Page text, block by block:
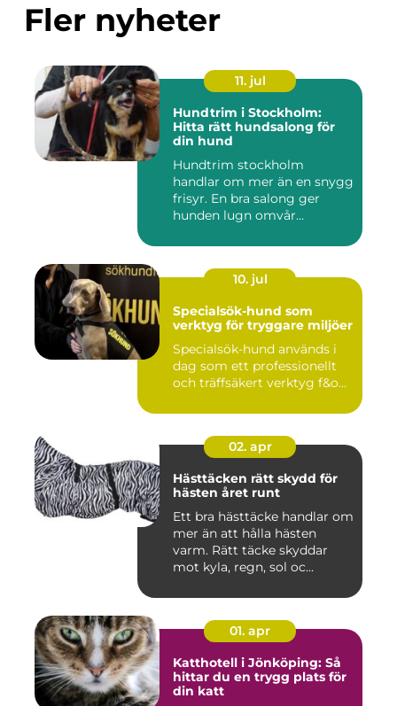
Fler nyheter
11. jul
Hundtrim i Stockholm:
Hitta rätt hundsalong för
din hund
Hundtrim stockholm
handlar om mer än en snygg
frisyr. En bra salong ger
hunden lugn omvår...
10. jul
Specialsök-hund som
verktyg för tryggare miljöer
Specialsök-hund används i
dag som ett professionellt
och träffsäkert verktyg f&o...
02. apr
Hästtäcken rätt skydd för
hästen året runt
Ett bra hästtäcke handlar om
mer än att hålla hästen
varm. Rätt täcke skyddar
mot kyla, regn, sol oc...
01. apr
Katthotell i Jönköping: Så
hittar du en trygg plats för
din katt